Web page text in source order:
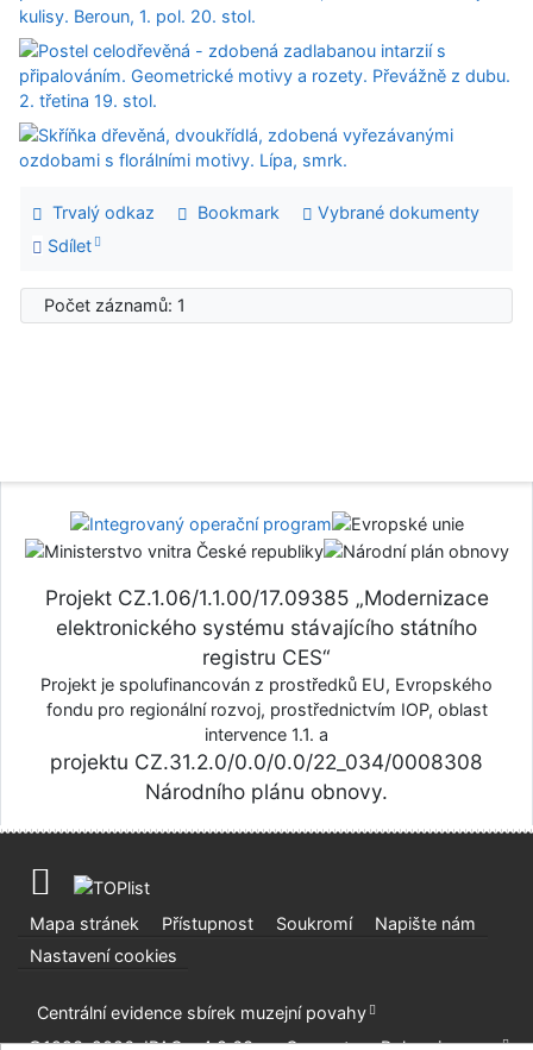
Trvalý odkaz Bookmark
Vybrané dokumenty
Sdílet
Počet záznamů: 1
Projekt CZ.1.06/1.1.00/17.09385 „Modernizace
elektronického systému stávajícího státního
registru CES“
Projekt je spolufinancován z prostředků EU, Evropského
fondu pro regionální rozvoj, prostřednictvím IOP, oblast
intervence 1.1. a
projektu CZ.31.2.0/0.0/0.0/22_034/0008308
Národního plánu obnovy.
Mapa stránek Přístupnost Soukromí
Napište nám
Nastavení cookies
Centrální evidence sbírek muzejní povahy